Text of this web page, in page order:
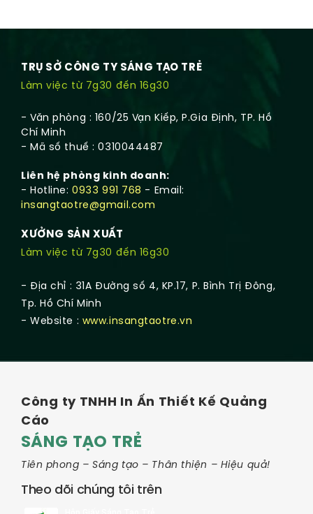
TRỤ SỞ CÔNG TY SÁNG TẠO TRẺ
Làm việc từ 7g30 đến 16g30
- Văn phòng : 160/25 Vạn Kiếp, P.Gia Định, TP. Hồ
Chí Minh
- Mã số thuế : 0310044487
Liên hệ phòng kinh doanh:
- Hotline:0933 991 768 - Email:
insangtaotre@gmail.com
XƯỞNG SẢN XUẤT
Làm việc từ 7g30 đến 16g30
- Địa chỉ : 31A Đường số 4, KP.17, P. Bình Trị Đông,
Tp. Hồ Chí Minh
- Website : www.insangtaotre.vn
Công ty TNHH In Ấn Thiết Kế Quảng
Cáo
SÁNG TẠO TRẺ
Tiên phong – Sáng tạo – Thân thiện – Hiệu quả!
Theo dõi chúng tôi trên